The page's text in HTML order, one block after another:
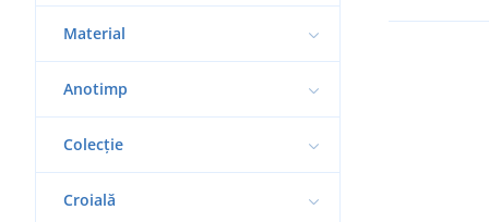
Material
Anotimp
Colecție
Croială